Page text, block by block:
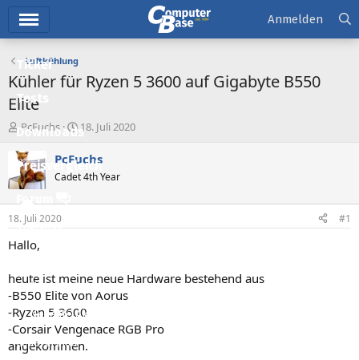
Ticker
Tests
Downloads
Preisvergleich
Forum
Aktuelles
Neue Beiträge
Neueste Aktivitäten
Leserartikel
Anmelden
Luftkühlung
Kühler für Ryzen 5 3600 auf Gigabyte B550
Elite
E
r
s
t
e
e
r
PcFuchs
E
r
s
e
t
18. Juli 2020
PcFuchs
Cadet 4th Year
18. Juli 2020 #1
Hallo,
heute ist meine neue Hardware bestehend aus
-B550 Elite von Aorus
-Ryzen 5 3600
-Corsair Vengenace RGB Pro
angekommen.